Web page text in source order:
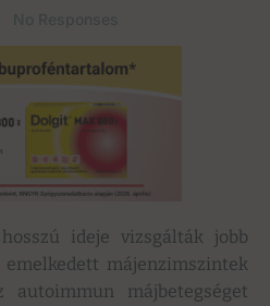
ideje vizsgálták jobb
májenzimszintek
májbetegséget